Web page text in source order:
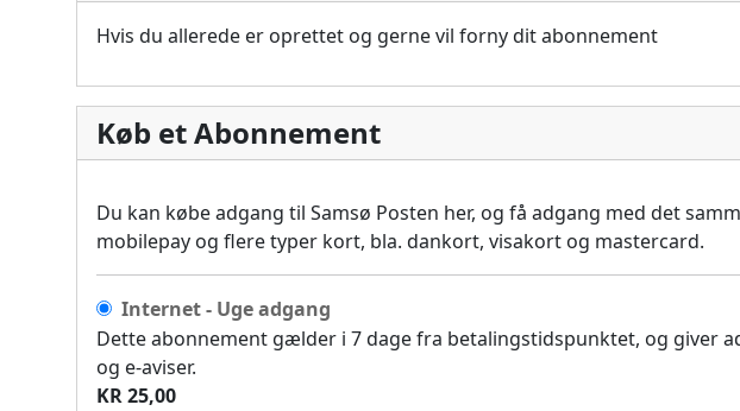
Hvis du allerede er oprettet og gerne vil forny dit abonnement
Køb et Abonnement
Du kan købe adgang til Samsø Posten her, og få adgang med det
mobilepay og flere typer kort, bla. dankort, visakort og mastercard.
Internet - Uge adgang
Dette abonnement gælder i 7 dage fra betalingstidspunktet, og giver
og e-aviser.
KR 25,00